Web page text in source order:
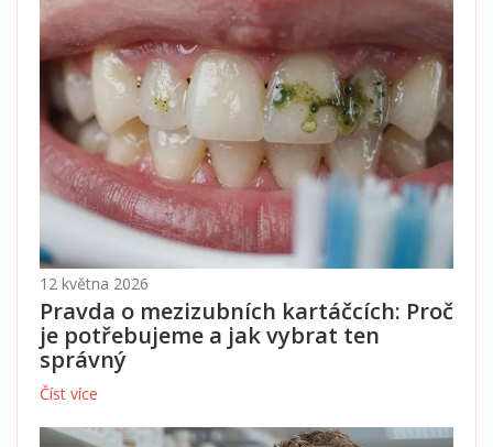
12 května 2026
Pravda o mezizubních kartáčcích: Proč
je potřebujeme a jak vybrat ten
správný
Číst více